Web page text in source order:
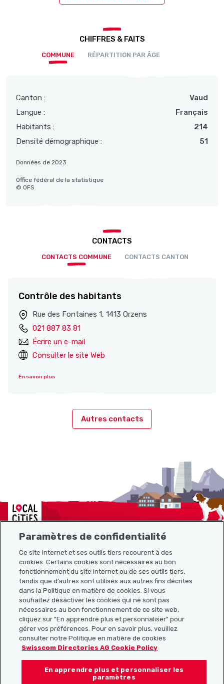
CHIFFRES & FAITS
COMMUNE RÉPARTITION PAR ÂGE
Canton :
Vaud
Langue :
Français
Habitants :
214
Densité démographique :
51
Données de 2023
Office fédéral de la statistique
© OFS
CONTACTS
CONTACTS COMMUNE CONTACTS CANTON
Contrôle des habitants
Rue des Fontaines 1, 1413 Orzens
021 887 83 81
Écrire un e-mail
Consulter le site Web
En savoir plus
Autres contacts
Localcities
Plan du site
Liens utiles
Télécharger l’application Localcities
Suis-nous sur les réseaux sociaux :
Paramètres de confidentialité
Ce site Internet et ses outils tiers recourent à des
cookies. Certains cookies sont nécessaires au bon
fonctionnement du site Internet ou de ses outils tiers,
tandis que d’autres sont utilisés aux autres fins décrites
dans la Politique en matière de cookies. Si vous
souhaitez désactiver les cookies qui ne sont pas
nécessaires au bon fonctionnement de ce site web,
cliquez sur "En apprendre plus et personnaliser" pour
gérer vos préférences. Pour en savoir plus, veuillez
consulter notre Politique en matière de cookies
Swisscom Directories AG Cookie Policy
En apprendre plus et personnaliser les
paramètres